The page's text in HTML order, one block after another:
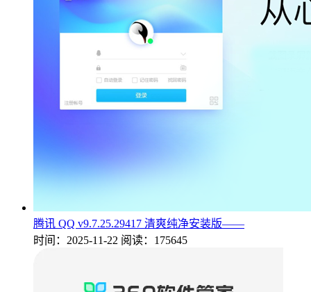
腾讯 QQ v9.7.25.29417 清爽纯净安装版——
时间：2025-11-22 阅读：175645